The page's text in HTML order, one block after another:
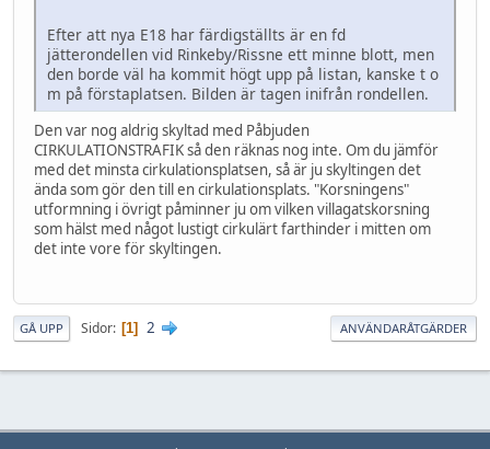
Efter att nya E18 har färdigställts är en fd
jätterondellen vid Rinkeby/Rissne ett minne blott, men
den borde väl ha kommit högt upp på listan, kanske t o
m på förstaplatsen. Bilden är tagen inifrån rondellen.
Den var nog aldrig skyltad med Påbjuden
CIRKULATIONSTRAFIK så den räknas nog inte. Om du jämför
med det minsta cirkulationsplatsen, så är ju skyltingen det
ända som gör den till en cirkulationsplats. "Korsningens"
utformning i övrigt påminner ju om vilken villagatskorsning
som hälst med något lustigt cirkulärt farthinder i mitten om
det inte vore för skyltingen.
GÅ UPP Sidor 1 2 ANVÄNDARÅTGÄRDER